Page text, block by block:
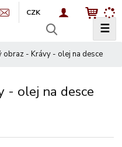
CZK
h
☰
obraz - Krávy - olej na desce
- olej na desce